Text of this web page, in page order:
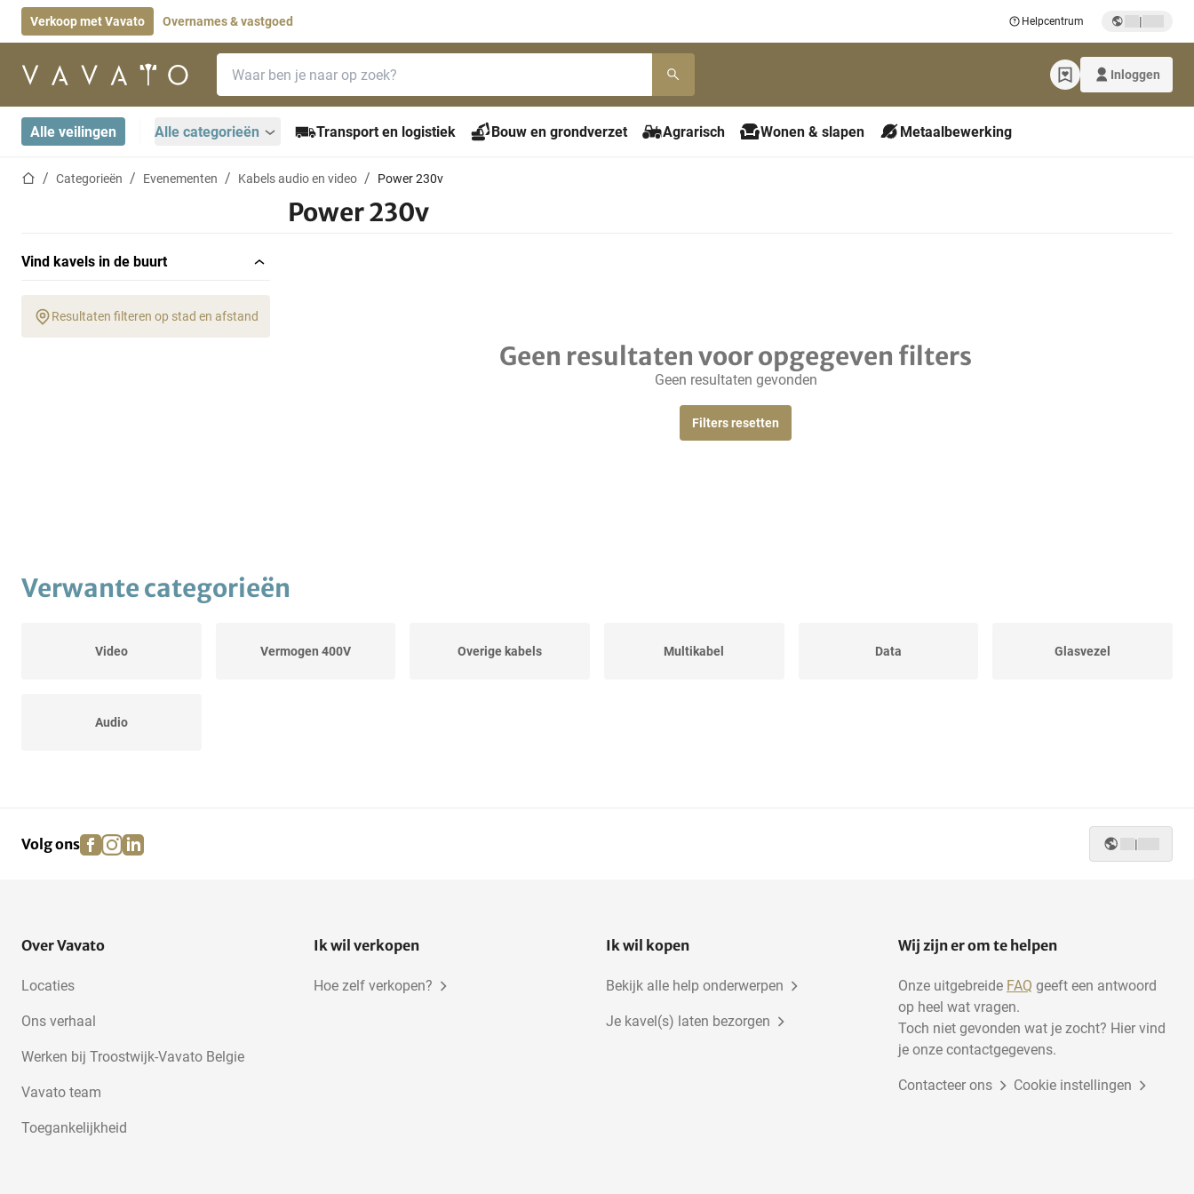
Verkoop met Vavato Overnames & vastgoed Helpcentrum |
Startpagina Inloggen
Alle veilingen Alle categorieën Transport en logistiek Bouw en grondverzet Agrarisch Wonen & slapen Metaalbewerking
StartpaginaCategorieën Evenementen Kabels audio en video Power 230v
Power 230v
Vind kavels in de buurt
Resultaten filteren op stad en afstand
Geen resultaten voor opgegeven filters
Geen resultaten gevonden
Filters resetten
Verwante categorieën
Video Vermogen 400V Overige kabels Multikabel Data Glasvezel
Audio
Volg ons facebook
instagram
linkedin |
Over Vavato
Locaties
Ons verhaal
Werken bij Troostwijk-Vavato Belgie
Vavato team
Toegankelijkheid
Ik wil verkopen
Hoe zelf verkopen?
Ik wil kopen
Bekijk alle help onderwerpen
Je kavel(s) laten bezorgen
Wij zijn er om te helpen
Onze uitgebreide FAQ geeft een antwoord
op heel wat vragen.
Toch niet gevonden wat je zocht? Hier vind
je onze contactgegevens.
Contacteer ons Cookie instellingen